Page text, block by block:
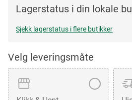
Lagerstatus i din lokale
Sjekk lagerstatus i flere butikker
Velg leveringsmåte